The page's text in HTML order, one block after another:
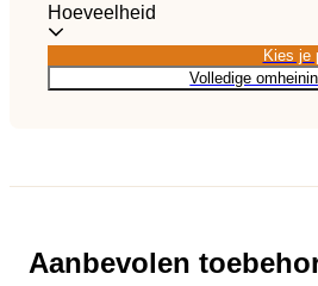
Hoeveelheid
Kies je
Kies je
Volledige
Aanbevolen